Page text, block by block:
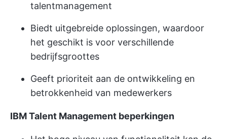
talentmanagement
Biedt uitgebreide oplossingen, waardoor
het geschikt is voor verschillende
bedrijfsgroottes
Geeft prioriteit aan de ontwikkeling en
betrokkenheid van medewerkers
IBM Talent Management beperkingen